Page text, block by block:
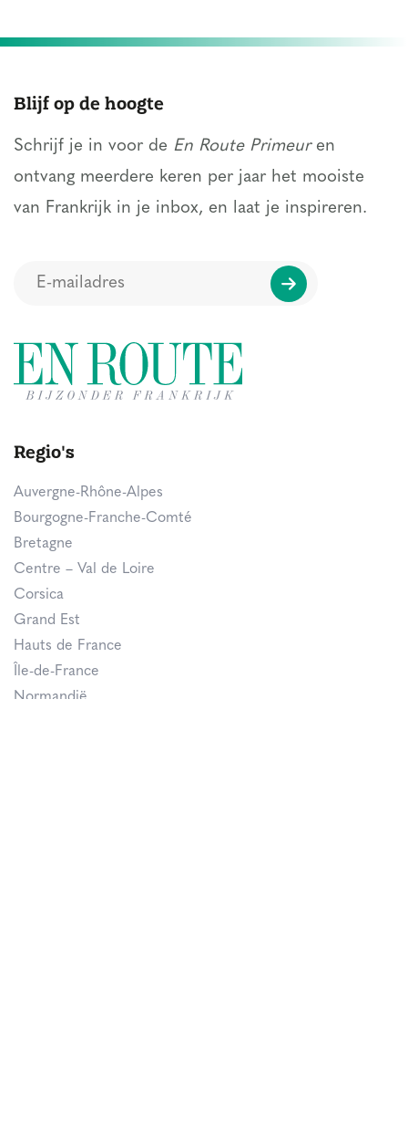
Blijf op de hoogte
Schrijf je in voor de En Route Primeuren
ontvang meerdere keren per jaar het mooiste
van Frankrijk in je inbox, en laat je inspireren.
Regio's
Auvergne-Rhône-Alpes
Bourgogne-Franche-Comté
Bretagne
Centre – Val de Loire
Corsica
Grand Est
Hauts de France
Île-de-France
Normandië